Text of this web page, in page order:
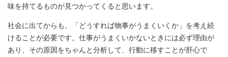
味を持てるものが見つかってくると思います。
社会に出てからも、「どうすれば物事がうまくいくか」を考え続
けることが必要です。仕事がうまくいかないときには必ず理由が
あり、その原因をちゃんと分析して、行動に移すことが肝心で